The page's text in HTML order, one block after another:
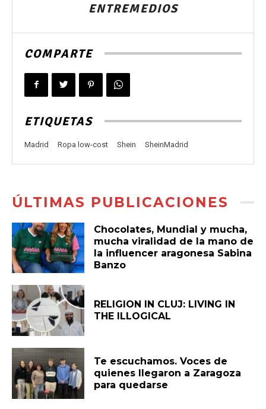
ENTREMEDIOS
COMPARTE
ETIQUETAS
Madrid Ropa low-cost Shein SheinMadrid
ÚLTIMAS PUBLICACIONES
Chocolates, Mundial y mucha,
mucha viralidad de la mano de
la influencer aragonesa Sabina
Banzo
RELIGION IN CLUJ: LIVING IN
THE ILLOGICAL
Te escuchamos. Voces de
quienes llegaron a Zaragoza
para quedarse